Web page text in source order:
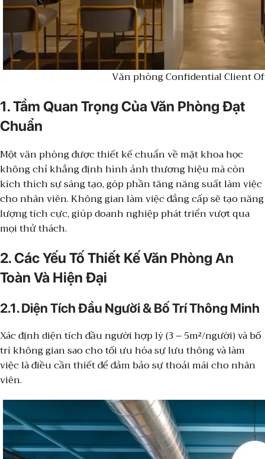
Văn phòng Confidential Client
1. Tầm Quan Trọng Của Văn Phòng Đạt
Chuẩn
Một văn phòng được thiết kế chuẩn về mặt khoa học
không chỉ khẳng định hình ảnh thương hiệu mà còn
kích thích sự sáng tạo, góp phần tăng năng suất làm việc
cho nhân viên. Không gian làm việc đẳng cấp sẽ tạo năng
lượng tích cực, giúp doanh nghiệp phát triển vượt qua
mọi thử thách.
2. Các Yếu Tố Thiết Kế Văn Phòng An
Toàn Và Hiện Đại
2.1. Diện Tích Đầu Người & Bố Trí Thông Minh
Xác định diện tích đầu người hợp lý (3 – 5m²/người) và bố
trí không gian sao cho tối ưu hóa sự lưu thông và làm
việc là điều cần thiết để đảm bảo sự thoải mái cho nhân
viên.